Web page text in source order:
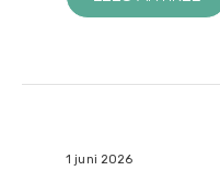
1 juni 2026